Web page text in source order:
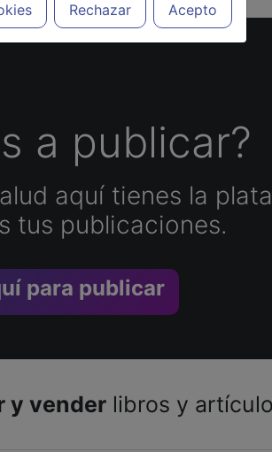
Rechazar Acepto
a publicar?
aquí tienes la
tus publicaciones.
para publicar
y vender libros y